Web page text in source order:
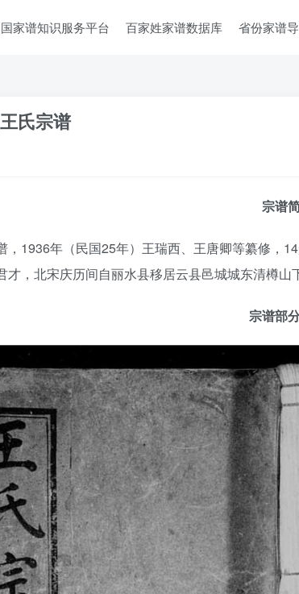
家谱知识服务平台 百家姓家谱数据库 省份家谱
氏宗谱
宗谱
1936年（民国25年）王瑞西、王唐卿等纂修，14
，北宋庆历间自丽水县移居云县邑城城东清樽山
宗谱部